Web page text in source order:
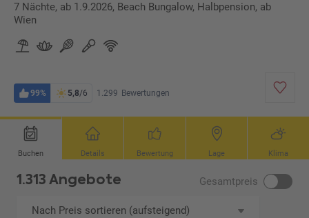
7 Nächte, ab 1.9.2026, Beach Bungalow, Halbpension, ab
Wien
99% 5,8/6 1.299 Bewertungen
Buchen Details Bewertung Lage Klima
1.313 Angebote Gesamtpreis
Nach Preis sortieren (aufsteigend)